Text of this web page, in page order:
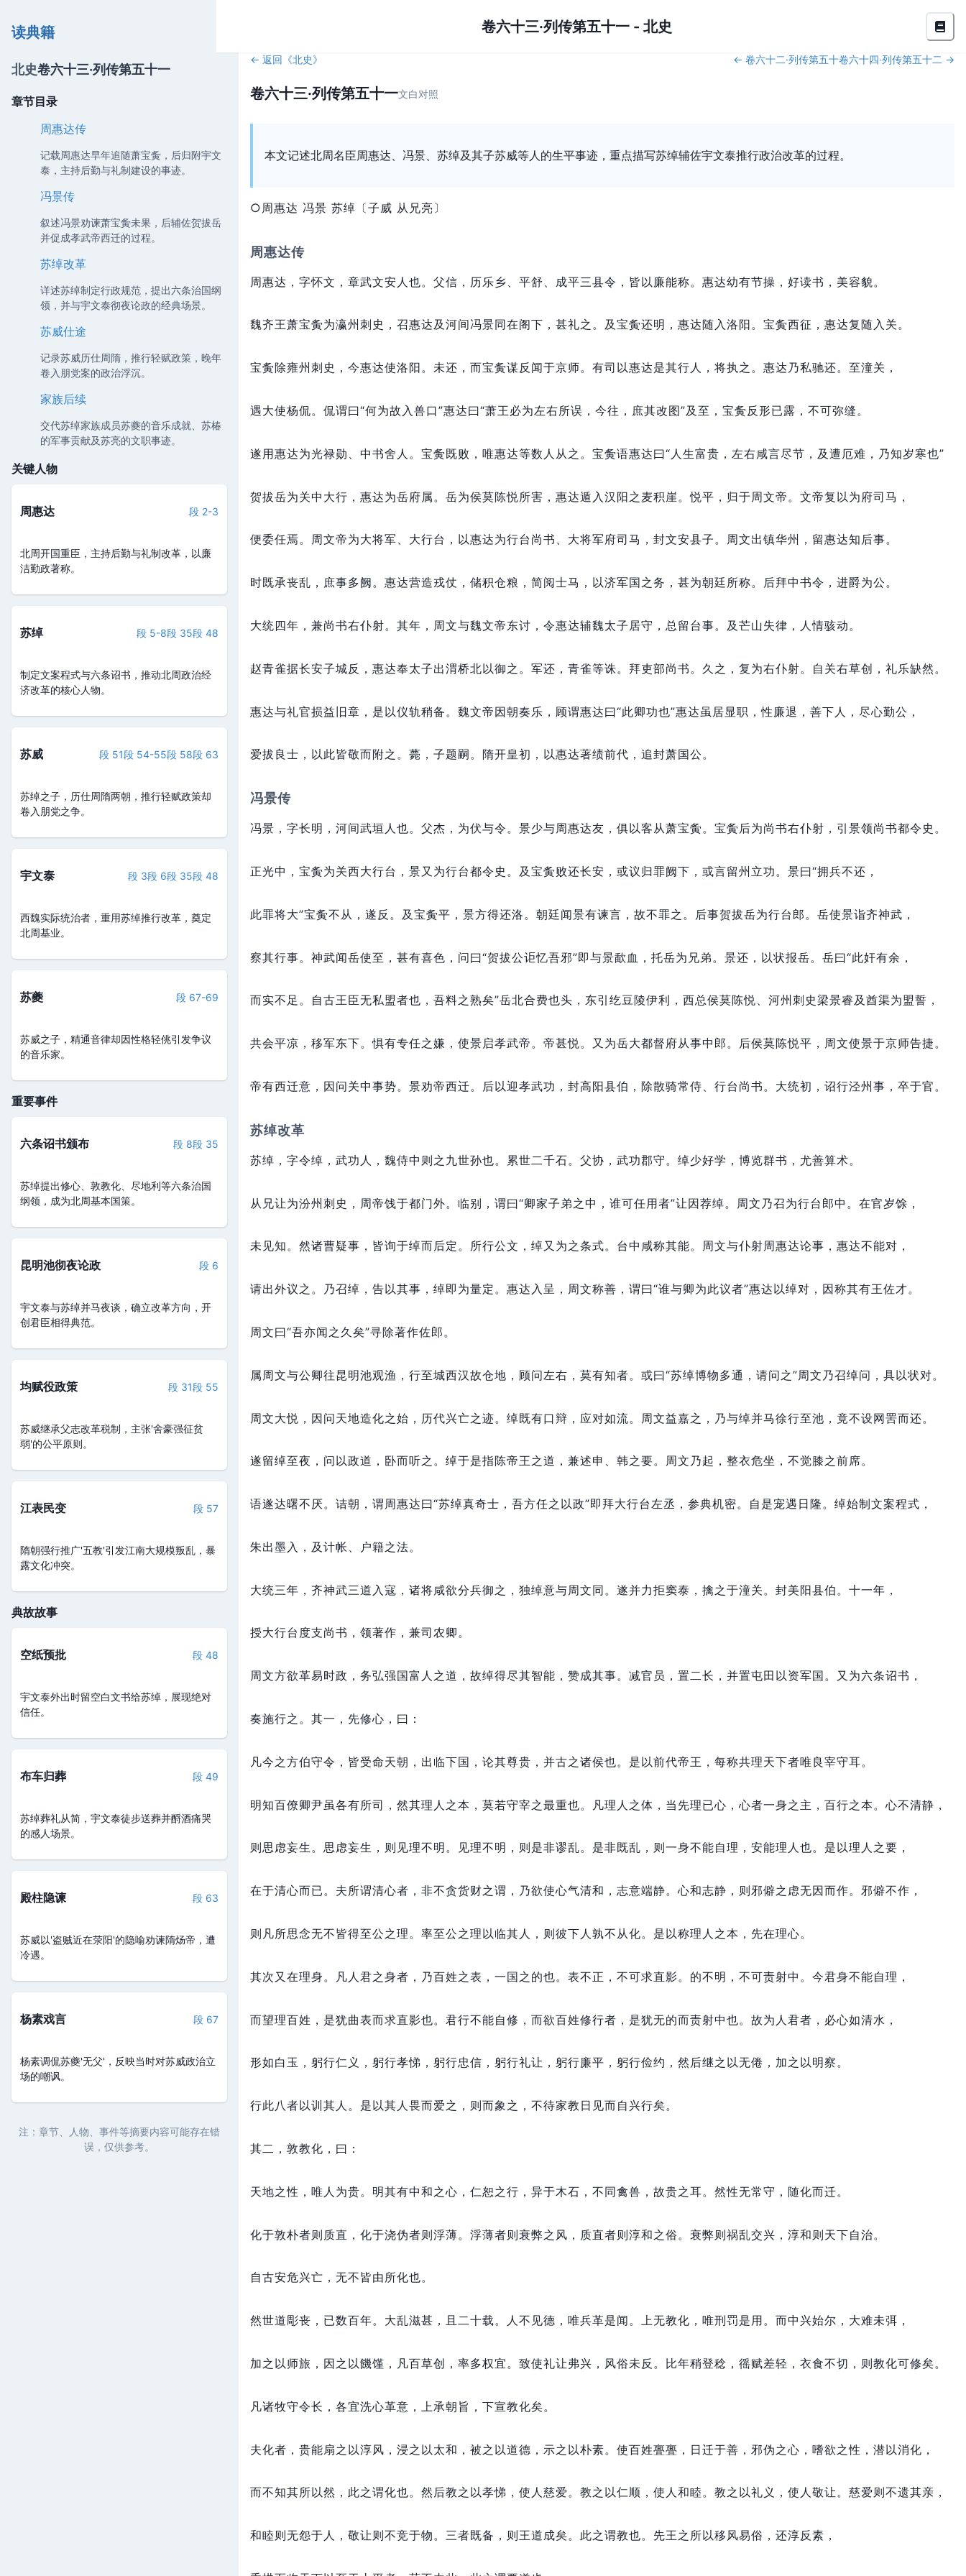
卷六十三·列传第五十一- 北史
读典籍
北史卷六十三·列传第五十一
章节目录
周惠达传
记载周惠达早年追随萧宝夤，后归附宇文
泰，主持后勤与礼制建设的事迹。
冯景传
叙述冯景劝谏萧宝夤未果，后辅佐贺拔岳
并促成孝武帝西迁的过程。
苏绰改革
详述苏绰制定行政规范，提出六条治国纲
领，并与宇文泰彻夜论政的经典场景。
苏威仕途
记录苏威历仕周隋，推行轻赋政策，晚年
卷入朋党案的政治浮沉。
家族后续
交代苏绰家族成员苏夔的音乐成就、苏椿
的军事贡献及苏亮的文职事迹。
关键人物
周惠达 段 2-3
北周开国重臣，主持后勤与礼制改革，以廉
洁勤政著称。
苏绰 段 5-8段 35段 48
制定文案程式与六条诏书，推动北周政治经
济改革的核心人物。
苏威 段 51段 54-55段 58段 63
苏绰之子，历仕周隋两朝，推行轻赋政策却
卷入朋党之争。
宇文泰 段 3段 6段 35段 48
西魏实际统治者，重用苏绰推行改革，奠定
北周基业。
苏夔 段 67-69
苏威之子，精通音律却因性格轻佻引发争议
的音乐家。
重要事件
六条诏书颁布 段 8段 35
苏绰提出修心、敦教化、尽地利等六条治国
纲领，成为北周基本国策。
昆明池彻夜论政 段 6
宇文泰与苏绰并马夜谈，确立改革方向，开
创君臣相得典范。
均赋役政策 段 31段 55
苏威继承父志改革税制，主张'舍豪强征贫
弱'的公平原则。
江表民变 段 57
隋朝强行推广'五教'引发江南大规模叛乱，暴
露文化冲突。
典故故事
空纸预批 段 48
宇文泰外出时留空白文书给苏绰，展现绝对
信任。
布车归葬 段 49
苏绰葬礼从简，宇文泰徒步送葬并酹酒痛哭
的感人场景。
殿柱隐谏 段 63
苏威以'盗贼近在荥阳'的隐喻劝谏隋炀帝，遭
冷遇。
杨素戏言 段 67
杨素调侃苏夔'无父'，反映当时对苏威政治立
场的嘲讽。
注：章节、人物、事件等摘要内容可能存在错
误，仅供参考。
← 返回《北史》 ← 卷六十二·列传第五十卷六十四·列传第五十二 →
卷六十三·列传第五十一文白对照
本文记述北周名臣周惠达、冯景、苏绰及其子苏威等人的生平事迹，重点描写苏绰辅佐宇文泰推行政治改革的过程。
○周惠达 冯景 苏绰〔子威 从兄亮〕
周惠达传
周惠达， 字怀文， 章武文安人也。 父信， 历乐乡、平舒、成平三县令， 皆以廉能称。 惠达幼有节操， 好读书， 美容貌。
魏齐王萧宝夤为瀛州刺史， 召惠达及河间冯景同在阁下， 甚礼之。 及宝夤还明， 惠达随入洛阳。 宝夤西征， 惠达复随入关。
宝夤除雍州刺史， 今惠达使洛阳。 未还， 而宝夤谋反闻于京师。 有司以惠达是其行人， 将执之。 惠达乃私驰还。 至潼关，
遇大使杨侃。 侃谓曰“何为故入兽口”惠达曰“萧王必为左右所误， 今往， 庶其改图”及至， 宝夤反形已露， 不可弥缝。
遂用惠达为光禄勋、中书舍人。 宝夤既败， 唯惠达等数人从之。 宝夤语惠达曰“人生富贵， 左右咸言尽节， 及遭厄难， 乃知岁寒也”
贺拔岳为关中大行， 惠达为岳府属。 岳为侯莫陈悦所害， 惠达遁入汉阳之麦积崖。悦平， 归于周文帝。 文帝复以为府司马，
便委任焉。 周文帝为大将军、大行台， 以惠达为行台尚书、大将军府司马， 封文安县子。 周文出镇华州， 留惠达知后事。
时既承丧乱， 庶事多阙。 惠达营造戎仗， 储积仓粮， 简阅士马， 以济军国之务， 甚为朝廷所称。 后拜中书令， 进爵为公。
大统四年， 兼尚书右仆射。 其年， 周文与魏文帝东讨， 令惠达辅魏太子居守， 总留台事。 及芒山失律， 人情骇动。
赵青雀据长安子城反， 惠达奉太子出渭桥北以御之。 军还， 青雀等诛。 拜吏部尚书。 久之， 复为右仆射。 自关右草创， 礼乐缺然。
惠达与礼官损益旧章， 是以仪轨稍备。 魏文帝因朝奏乐， 顾谓惠达曰“此卿功也”惠达虽居显职，性廉退， 善下人， 尽心勤公，
爱拔良士， 以此皆敬而附之。 薨， 子题嗣。 隋开皇初， 以惠达著绩前代， 追封萧国公。
冯景传
冯景， 字长明， 河间武垣人也。 父杰， 为伏与令。 景少与周惠达友， 俱以客从萧宝夤。 宝夤后为尚书右仆射， 引景领尚书都令史。
正光中， 宝夤为关西大行台， 景又为行台都令史。 及宝夤败还长安， 或议归罪阙下， 或言留州立功。 景曰“拥兵不还，
此罪将大”宝夤不从， 遂反。 及宝夤平， 景方得还洛。 朝廷闻景有谏言， 故不罪之。 后事贺拔岳为行台郎。 岳使景诣齐神武，
察其行事。 神武闻岳使至， 甚有喜色， 问曰“贺拔公讵忆吾邪”即与景歃血， 托岳为兄弟。 景还， 以状报岳。 岳曰“此奸有余，
而实不足。 自古王臣无私盟者也， 吾料之熟矣”岳北合费也头， 东引纥豆陵伊利， 西总侯莫陈悦、河州刺史梁景睿及酋渠为盟誓，
共会平凉， 移军东下。惧有专任之嫌， 使景启孝武帝。 帝甚悦。 又为岳大都督府从事中郎。 后侯莫陈悦平， 周文使景于京师告捷。
帝有西迁意， 因问关中事势。 景劝帝西迁。 后以迎孝武功， 封高阳县伯， 除散骑常侍、行台尚书。 大统初， 诏行泾州事， 卒于官。
苏绰改革
苏绰， 字令绰， 武功人， 魏侍中则之九世孙也。 累世二千石。 父协， 武功郡守。 绰少好学， 博览群书， 尤善算术。
从兄让为汾州刺史， 周帝饯于都门外。 临别， 谓曰“卿家子弟之中， 谁可任用者”让因荐绰。 周文乃召为行台郎中。 在官岁馀，
未见知。 然诸曹疑事， 皆询于绰而后定。 所行公文， 绰又为之条式。 台中咸称其能。 周文与仆射周惠达论事， 惠达不能对，
请出外议之。 乃召绰， 告以其事， 绰即为量定。 惠达入呈， 周文称善， 谓曰“谁与卿为此议者”惠达以绰对， 因称其有王佐才。
周文曰“吾亦闻之久矣”寻除著作佐郎。
属周文与公卿往昆明池观渔， 行至城西汉故仓地， 顾问左右， 莫有知者。 或曰“苏绰博物多通， 请问之”周文乃召绰问， 具以状对。
周文大悦， 因问天地造化之始， 历代兴亡之迹。 绰既有口辩， 应对如流。 周文益嘉之， 乃与绰并马徐行至池， 竟不设网罟而还。
遂留绰至夜， 问以政道， 卧而听之。 绰于是指陈帝王之道， 兼述申、韩之要。 周文乃起， 整衣危坐， 不觉膝之前席。
语遂达曙不厌。 诘朝， 谓周惠达曰“苏绰真奇士， 吾方任之以政”即拜大行台左丞， 参典机密。 自是宠遇日隆。 绰始制文案程式，
朱出墨入， 及计帐、户籍之法。
大统三年， 齐神武三道入寇， 诸将咸欲分兵御之， 独绰意与周文同。 遂并力拒窦泰， 擒之于潼关。 封美阳县伯。 十一年，
授大行台度支尚书， 领著作， 兼司农卿。
周文方欲革易时政， 务弘强国富人之道， 故绰得尽其智能， 赞成其事。 减官员， 置二长， 并置屯田以资军国。 又为六条诏书，
奏施行之。 其一， 先修心， 曰：
凡今之方伯守令， 皆受命天朝， 出临下国， 论其尊贵， 并古之诸侯也。 是以前代帝王， 每称共理天下者唯良宰守耳。
明知百僚卿尹虽各有所司， 然其理人之本， 莫若守宰之最重也。 凡理人之体， 当先理已心， 心者一身之主， 百行之本。 心不清静，
则思虑妄生。 思虑妄生， 则见理不明。 见理不明， 则是非谬乱。 是非既乱， 则一身不能自理， 安能理人也。 是以理人之要，
在于清心而已。 夫所谓清心者， 非不贪货财之谓， 乃欲使心气清和， 志意端静。 心和志静， 则邪僻之虑无因而作。 邪僻不作，
则凡所思念无不皆得至公之理。 率至公之理以临其人， 则彼下人孰不从化。 是以称理人之本， 先在理心。
其次又在理身。 凡人君之身者， 乃百姓之表， 一国之的也。 表不正， 不可求直影。 的不明， 不可责射中。 今君身不能自理，
而望理百姓， 是犹曲表而求直影也。 君行不能自修， 而欲百姓修行者， 是犹无的而责射中也。 故为人君者， 必心如清水，
形如白玉， 躬行仁义， 躬行孝悌， 躬行忠信， 躬行礼让， 躬行廉平， 躬行俭约， 然后继之以无倦， 加之以明察。
行此八者以训其人。 是以其人畏而爱之， 则而象之， 不待家教日见而自兴行矣。
其二， 敦教化， 曰：
天地之性， 唯人为贵。 明其有中和之心， 仁恕之行， 异于木石， 不同禽兽， 故贵之耳。 然性无常守， 随化而迁。
化于敦朴者则质直， 化于浇伪者则浮薄。 浮薄者则衰弊之风， 质直者则淳和之俗。 衰弊则祸乱交兴， 淳和则天下自治。
自古安危兴亡， 无不皆由所化也。
然世道彫丧， 已数百年。 大乱滋甚， 且二十载。 人不见德， 唯兵革是闻。 上无教化， 唯刑罚是用。 而中兴始尔， 大难未弭，
加之以师旅， 因之以饑馑， 凡百草创， 率多权宜。 致使礼让弗兴， 风俗未反。 比年稍登稔， 徭赋差轻， 衣食不切， 则教化可修矣。
凡诸牧守令长， 各宜洗心革意， 上承朝旨， 下宣教化矣。
夫化者， 贵能扇之以淳风， 浸之以太和， 被之以道德， 示之以朴素。 使百姓亹亹， 日迁于善， 邪伪之心， 嗜欲之性， 潜以消化，
而不知其所以然， 此之谓化也。 然后教之以孝悌， 使人慈爱。 教之以仁顺， 使人和睦。 教之以礼义， 使人敬让。 慈爱则不遗其亲，
和睦则无怨于人， 敬让则不竞于物。 三者既备， 则王道成矣。 此之谓教也。 先王之所以移风易俗， 还淳反素，